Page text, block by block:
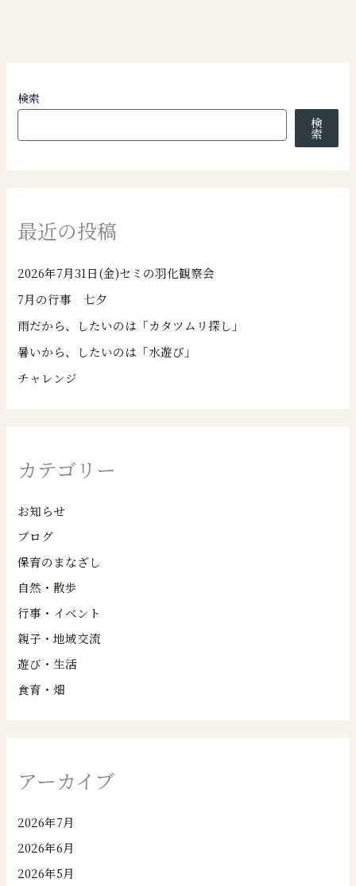
検索
検
索
最近の投稿
2026年7月31日(金)セミの羽化観察会
7月の行事 七夕
雨だから、したいのは「カタツムリ探し」
暑いから、したいのは「水遊び」
チャレンジ
カテゴリー
お知らせ
ブログ
保育のまなざし
自然・散歩
行事・イベント
親子・地域交流
遊び・生活
食育・畑
アーカイブ
2026年7月
2026年6月
2026年5月